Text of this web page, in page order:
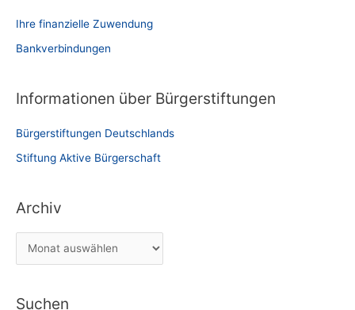
Ihre finanzielle Zuwendung
Bankverbindungen
Informationen über Bürgerstiftungen
Bürgerstiftungen Deutschlands
Stiftung Aktive Bürgerschaft
Archiv
r
h
Suchen